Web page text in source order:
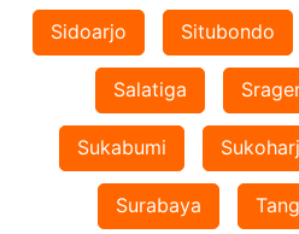
Sidoarjo Situbondo
Salatiga
Sukabumi
Surabaya